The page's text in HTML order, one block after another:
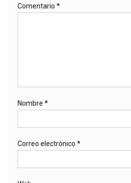
Comentario *
Nombre *
Correo electrónico *